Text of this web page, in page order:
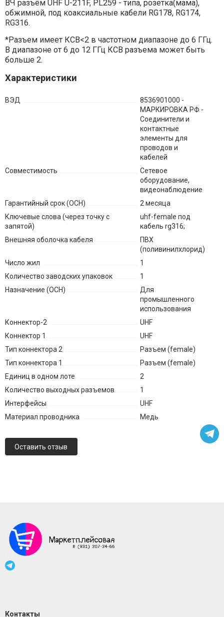
ВЧ разъём UHF U-211F, PL259 - типа, розетка(мама),
обжимной, под коаксиальные кабели RG178, RG174,
RG316.
*Разъем имеет КСВ<2 в частотном диапазоне до 6 ГГц.
В диапазоне от 6 до 12 ГГц КСВ разъема может быть
больше 2.
Характеристики
ВЭД
8536901000 -
МАРКИРОВКА РФ -
Соединители и
контактные
элементы для
проводов и
кабелей
Совместимость
Сетевое
оборудование,
видеонаблюдение
Гарантийный срок (ОСН)
2 месяца
Ключевые слова (через точку с
запятой)
uhf-female под
кабель rg316;
Внешняя оболочка кабеля
ПВХ
(поливинилхлорид)
Число жил
1
Количество заводских упаковок
1
Назначение (ОСН)
Для
промышленного
использования
Коннектор-2
UHF
Коннектор 1
UHF
Тип коннектора 2
Разъем (female)
Тип коннектора 1
Разъем (female)
Единиц в одном лоте
2
Количество выходных разъемов
1
Интерфейсы
UHF
Материал проводника
Медь
Оставить отзыв
Контакты